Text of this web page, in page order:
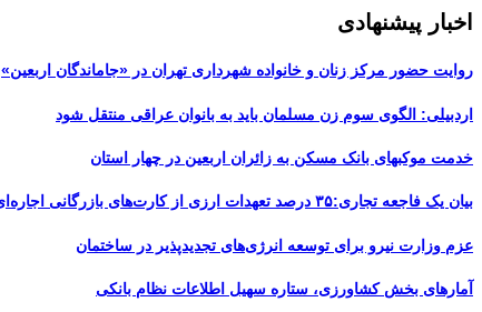
اخبار پیشنهادی
روایت حضور مرکز زنان و خانواده شهرداری تهران در «جاماندگان اربعین»
اردبیلی: الگوی سوم زن مسلمان باید به بانوان عراقی منتقل شود
خدمت موکبهای بانک مسکن به زائران اربعین در چهار استان
بیان یک فاجعه تجاری:۳۵ درصد تعهدات ارزی از کارت‌های بازرگانی اجاره‌ای است
عزم وزارت نیرو برای توسعه انرژی‌های تجدیدپذیر در ساختمان
آمارهای بخش کشاورزی، ستاره سهیل اطلاعات نظام بانکی